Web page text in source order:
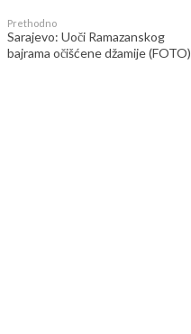
Prethodno
Sarajevo: Uoči Ramazanskog
bajrama očišćene džamije (FOTO)